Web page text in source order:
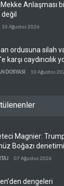
Anlaşması
değil
10 Ağustos 2026
ordusuna silah
karşı caydırıcılık
DOSYASI 10 Ağustos
iki büyük krizle
Saray
fiyatlarından dertli
Magnier:
Boğazı
İran ve
07 Ağustos 2026
dengeleri